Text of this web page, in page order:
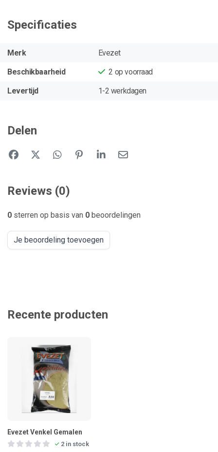
Specificaties
Merk Evezet
Beschikbaarheid 2 op voorraad
Levertijd 1-2 werkdagen
Delen
Reviews (0)
0 sterren op basis van 0 beoordelingen
Je beoordeling toevoegen
Recente producten
Evezet Venkel Gemalen
2 in stock